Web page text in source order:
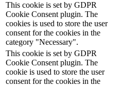
This cookie is set by GDPR
Cookie Consent plugin. The
cookies is used to store the user
consent for the cookies in the
category "Necessary".
This cookie is set by GDPR
Cookie Consent plugin. The
cookie is used to store the user
consent for the cookies in the